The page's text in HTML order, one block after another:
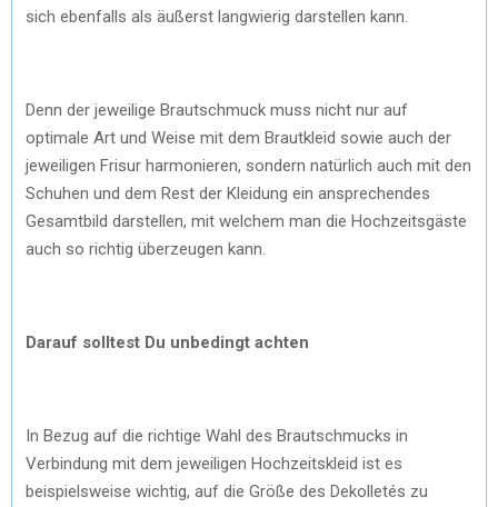
sich ebenfalls als äußerst langwierig darstellen kann.
Denn der jeweilige Brautschmuck muss nicht nur auf
optimale Art und Weise mit dem Brautkleid sowie auch der
jeweiligen Frisur harmonieren, sondern natürlich auch mit den
Schuhen und dem Rest der Kleidung ein ansprechendes
Gesamtbild darstellen, mit welchem man die Hochzeitsgäste
auch so richtig überzeugen kann.
Darauf solltest Du unbedingt achten
In Bezug auf die richtige Wahl des Brautschmucks in
Verbindung mit dem jeweiligen Hochzeitskleid ist es
beispielsweise wichtig, auf die Größe des Dekolletés zu